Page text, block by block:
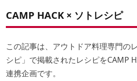
シェフのひとこと
材料
作り方
道具
調理時間
作り方
シェフのひとこと
ひよこ豆と挽肉の豆乳カレースープ
調理時間
材料
作り方
シェフのひとこと
もっとレシピが知りたい人は「ソトレ
CAMP HACK × ソトレシピ
この記事は、アウトドア料理専門の
シピ」で掲載されたレシピをCAMP
連携企画です。